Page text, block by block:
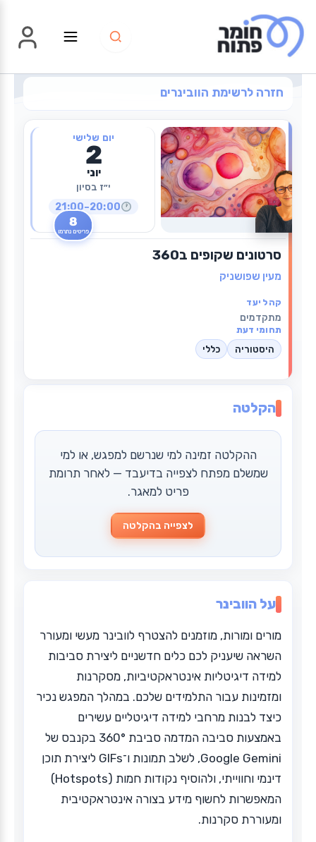
לתוכן
חזרה לרשימת הוובינרים
יום שלישי
2
יוני
י״ז בסיון
20:00–21:00
2
ביוני
2026
·
2
ביוני
8
פריטים נתרמו
סרטונים שקופים ב360
מעין שפושניק
קהל יעד
מתקדמים
תחומי דעת
היסטוריה כללי
הקלטה
ההקלטה זמינה למי שנרשם למפגש, או למי
שמשלם מפתח לצפייה בדיעבד — לאחר תרומת
פריט למאגר.
לצפייה בהקלטה
על הוובינר
מורים ומורות, מוזמנים להצטרף לוובינר מעשי ומעורר
השראה שיעניק לכם כלים חדשניים ליצירת סביבות
למידה דיגיטליות אינטראקטיביות, מסקרנות
ומזמינות עבור התלמידים שלכם. במהלך המפגש נכיר
כיצד לבנות מרחבי למידה דיגיטליים עשירים
באמצעות סביבה המדמה סביבת 360° בקנבס של
Google Gemini, לשלב תמונות ו־GIFs ליצירת תוכן
דינמי וחווייתי, ולהוסיף נקודות חמות (Hotspots)
המאפשרות לחשוף מידע בצורה אינטראקטיבית
ומעוררת סקרנות.